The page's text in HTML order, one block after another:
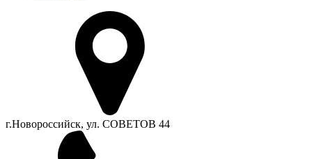
г.Новороссийск, ул. СОВЕТОВ 44